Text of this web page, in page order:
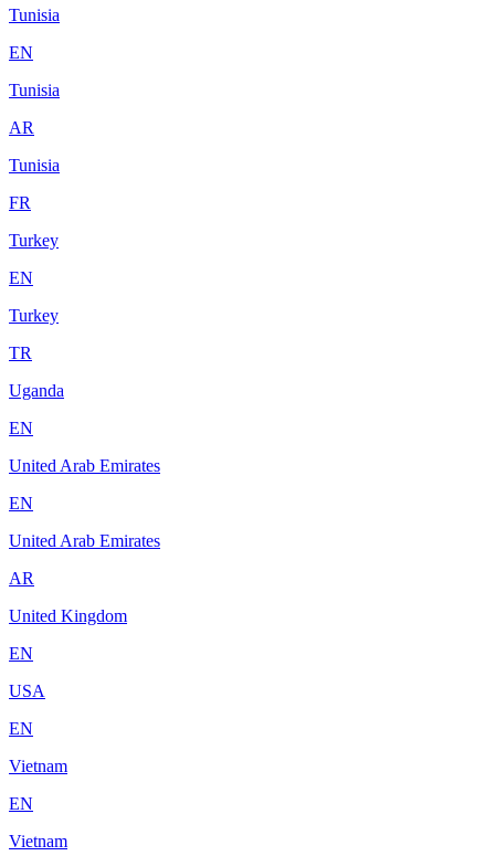
Tunisia
EN
Tunisia
AR
Tunisia
FR
Turkey
EN
Turkey
TR
Uganda
EN
United Arab Emirates
EN
United Arab Emirates
AR
United Kingdom
EN
USA
EN
Vietnam
EN
Vietnam